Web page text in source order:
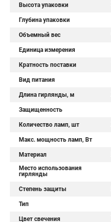
Высота упаковки
Глубина упаковки
Объемный вес
Единица измерения
Кратность поставки
Вид питания
Длина гирлянды, м
Защищенность
Количество ламп, шт
Макс. мощность ламп, Вт
Материал
Место использования
гирлянды
Степень защиты
Тип
Цвет свечения